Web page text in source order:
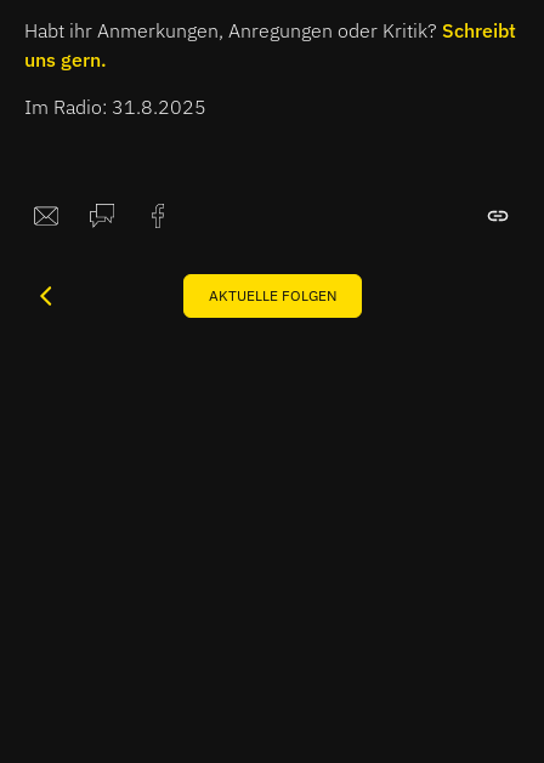
Habt ihr Anmerkungen, Anregungen oder Kritik? Schreibt
uns gern.
Im Radio: 31.8.2025
AKTUELLE FOLGEN